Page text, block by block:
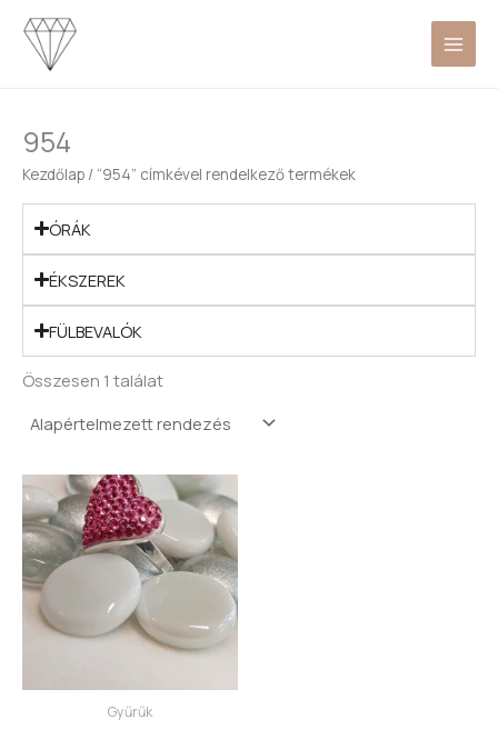
Skip
content
954
Kezdőlap / “954” címkével rendelkező termékek
ÓRÁK
ÉKSZEREK
FÜLBEVALÓK
Összesen 1 találat
Gyűrűk